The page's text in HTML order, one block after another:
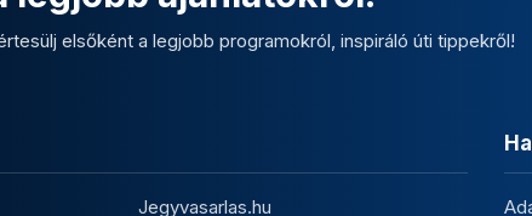
elsőként a legjobb programokról, inspiráló úti tippekről!
Jegyvasarlas.hu